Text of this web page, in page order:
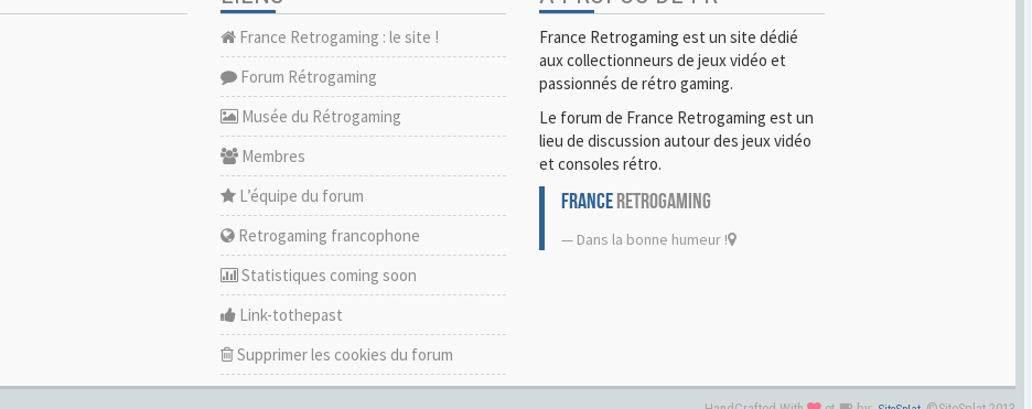
France Retrogaming : le site !
Forum Rétrogaming
Musée du Rétrogaming
Membres
L’équipe du forum
Retrogaming francophone
Statistiques coming soon
Link-tothepast
Supprimer les cookies du forum
France Retrogaming est un site dédié
aux collectionneurs de jeux vidéo et
passionnés de rétro gaming.
Le forum de France Retrogaming est un
lieu de discussion autour des jeux vidéo
et consoles rétro.
FRANCERETROGAMING
Dans la bonne humeur !